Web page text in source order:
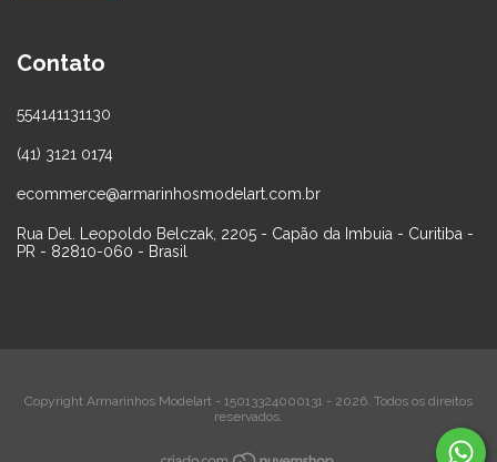
Contato
554141131130
(41) 3121 0174
ecommerce@armarinhosmodelart.com.br
Rua Del. Leopoldo Belczak, 2205 - Capão da Imbuia - Curitiba -
PR - 82810-060 - Brasil
Copyright Armarinhos Modelart - 15013324000131 - 2026. Todos os direitos
reservados.